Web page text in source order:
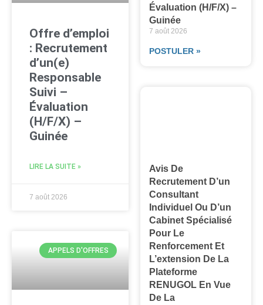
Offre d’emploi
: Recrutement
d’un(e)
Responsable
Suivi –
Évaluation
(H/F/X) –
Guinée
LIRE LA SUITE »
7 août 2026
APPELS D'OFFRES
Évaluation (H/F/X) –
Guinée
7 août 2026
POSTULER »
Avis De
Recrutement D’un
Consultant
Individuel Ou D’un
Cabinet Spécialisé
Pour Le
Renforcement Et
L’extension De La
Plateforme
RENUGOL En Vue
De La